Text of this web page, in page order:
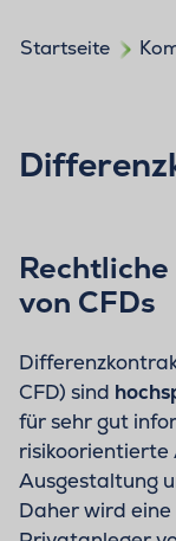
Startseite
von CFDs
CFD) sind
für sehr gut
risikoorientierte
Ausgestaltung
Daher wird eine